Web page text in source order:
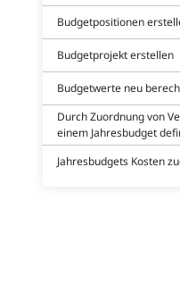
Budgetpositionen
Budgetprojekt erstellen
Budgetwerte neu
Durch Zuordnung von
einem Jahresbudget
Jahresbudgets Kosten